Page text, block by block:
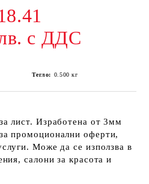
с ДДС
Тегло: 0.500 кг
лист. Изработена от 3мм
промоционални оферти,
Може да се използва в
салони за красота и